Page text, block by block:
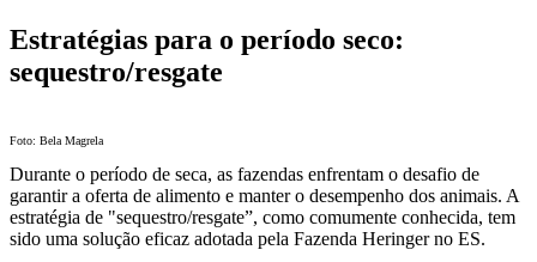
Estratégias para o período seco:
sequestro/resgate
Foto: Bela Magrela
Durante o período de seca, as fazendas enfrentam o desafio de
garantir a oferta de alimento e manter o desempenho dos animais. A
estratégia de "sequestro/resgate”, como comumente conhecida, tem
sido uma solução eficaz adotada pela Fazenda Heringer no ES.